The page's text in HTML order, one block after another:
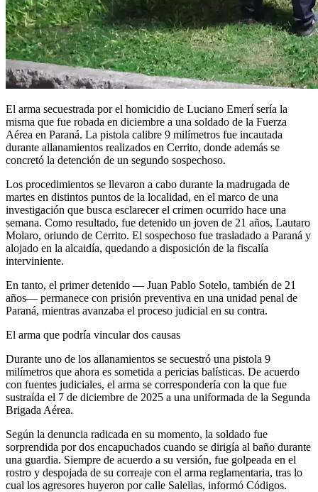
El arma secuestrada por el homicidio de Luciano Emerí sería la
misma que fue robada en diciembre a una soldado de la Fuerza
Aérea en Paraná. La pistola calibre 9 milímetros fue incautada
durante allanamientos realizados en Cerrito, donde además se
concretó la detención de un segundo sospechoso.
Los procedimientos se llevaron a cabo durante la madrugada de
martes en distintos puntos de la localidad, en el marco de una
investigación que busca esclarecer el crimen ocurrido hace una
semana. Como resultado, fue detenido un joven de 21 años, Lautaro
Molaro, oriundo de Cerrito. El sospechoso fue trasladado a Paraná y
alojado en la alcaidía, quedando a disposición de la fiscalía
interviniente.
En tanto, el primer detenido — Juan Pablo Sotelo, también de 21
años— permanece con prisión preventiva en una unidad penal de
Paraná, mientras avanzaba el proceso judicial en su contra.
El arma que podría vincular dos causas
Durante uno de los allanamientos se secuestró una pistola 9
milímetros que ahora es sometida a pericias balísticas. De acuerdo
con fuentes judiciales, el arma se correspondería con la que fue
sustraída el 7 de diciembre de 2025 a una uniformada de la Segunda
Brigada Aérea.
Según la denuncia radicada en su momento, la soldado fue
sorprendida por dos encapuchados cuando se dirigía al baño durante
una guardia. Siempre de acuerdo a su versión, fue golpeada en el
rostro y despojada de su correaje con el arma reglamentaria, tras lo
cual los agresores huyeron por calle Salellas, informó Códigos.